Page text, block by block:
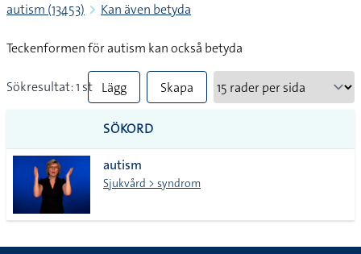
autism (13453) Kan även betyda
Teckenformen för autism kan också betyda
Sökresultat: 1 st Lägg
till
alla i
lista
Skapa
SÖKORD
autism
Sjukvård > syndrom